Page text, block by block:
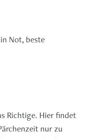
Not, beste
Richtige. Hier findet
nur zu